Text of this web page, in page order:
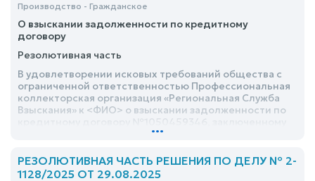
Производство - Гражданское
О взыскании задолженности по кредитному
договору
Резолютивная часть
В удовлетворении исковых требований общества с
ограниченной ответственностью Профессиональная
коллекторская организация «Региональная Служба
Взыскания» к <ФИО> о взыскании задолженности по
13.11.2010 между ЗАО «ДжиИ Мани Банк» и <ФИО>, за
066,69 руб., а также расходов по уплате госпошлины в
размере 5 202 руб. отказать в полном объеме в связи с
...
РЕЗОЛЮТИВНАЯ ЧАСТЬ РЕШЕНИЯ ПО ДЕЛУ № 2-
1128/2025 ОТ 29.08.2025